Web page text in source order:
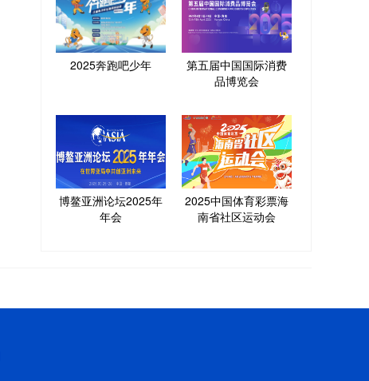
2025奔跑吧少年
第五届中国国际消费
品博览会
博鳌亚洲论坛2025年
年会
2025中国体育彩票海
南省社区运动会